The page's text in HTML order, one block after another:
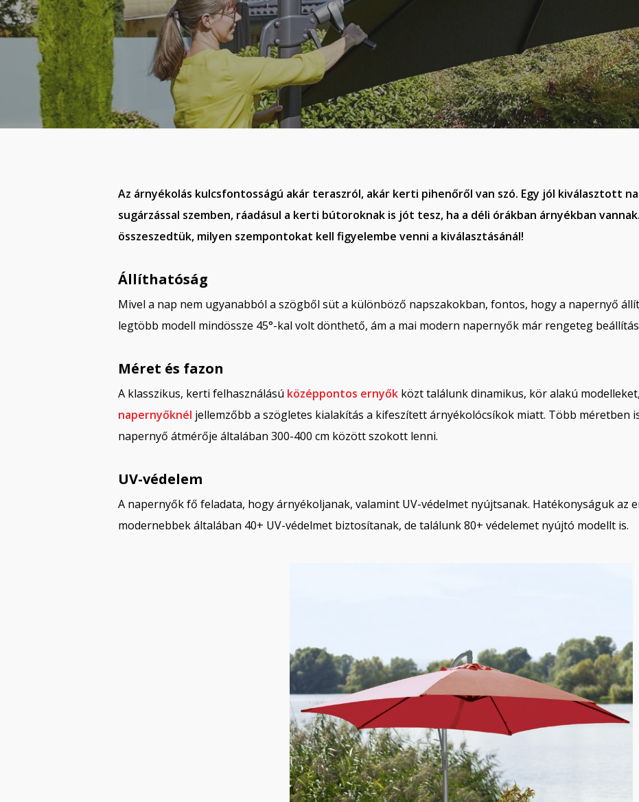
Az árnyékolás kulcsfontosságú akár teraszról, akár kerti pihenőről van szó. Egy jól kiválasztott
sugárzással szemben, ráadásul a kerti bútoroknak is jót tesz, ha a déli órákban árnyékban
összeszedtük, milyen szempontokat kell figyelembe venni a kiválasztásánál!
Állíthatóság
Mivel a nap nem ugyanabból a szögből süt a különböző napszakokban, fontos, hogy a napernyő
legtöbb modell mindössze 45°-kal volt dönthető, ám a mai modern napernyők már rengeteg
Méret és fazon
A klasszikus, kerti felhasználású középpontos ernyők közt találunk dinamikus, kör alakú
napernyőknél jellemzőbb a szögletes kialakítás a kifeszített árnyékolócsíkok miatt. Több méretben
napernyő átmérője általában 300-400 cm között szokott lenni.
UV-védelem
A napernyők fő feladata, hogy árnyékoljanak, valamint UV-védelmet nyújtsanak. Hatékonyságuk az
modernebbek általában 40+ UV-védelmet biztosítanak, de találunk 80+ védelemet nyújtó modellt is.